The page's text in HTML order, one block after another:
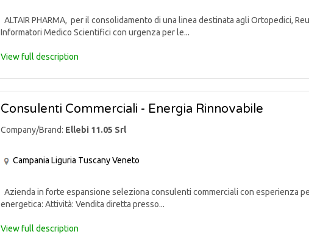
ALTAIR PHARMA, per il consolidamento di una linea destinata agli Ortopedici,
Informatori Medico Scientifici con urgenza per le...
View full description
Consulenti Commerciali - Energia Rinnovabile
Company/Brand: Ellebi 11.05 Srl
Campania Liguria TuscanyVeneto
Azienda in forte espansione seleziona consulenti commerciali con esperienza
energetica: Attività: Vendita diretta presso...
View full description